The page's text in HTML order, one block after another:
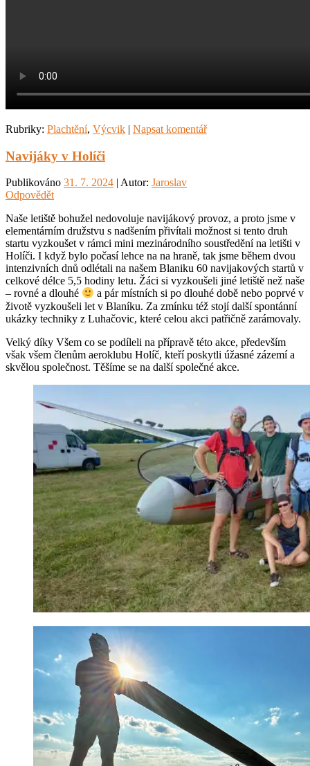
Rubriky: Plachtění, Výcvik | Napsat komentář
Navijáky v Holíči
Publikováno 31. 7. 2024 | Autor: Jaroslav
Odpovědět
Naše letiště bohužel nedovoluje navijákový provoz, a proto jsme v
elementárním družstvu s nadšením přivítali možnost si tento druh
startu vyzkoušet v rámci mini mezinárodního soustředění na letišti v
Holíči. I když bylo počasí lehce na na hraně, tak jsme během dvou
intenzivních dnů odlétali na našem Blaniku 60 navijakových startů v
celkové délce 5,5 hodiny letu. Žáci si vyzkoušeli jiné letiště než naše
– rovné a dlouhé
a pár místních si po dlouhé době nebo poprvé v
životě vyzkoušeli let v Blaníku. Za zmínku též stojí další spontánní
ukázky techniky z Luhačovic, které celou akci patřičně zarámovaly.
Velký díky Všem co se podíleli na přípravě této akce, především
však všem členům aeroklubu Holíč, kteří poskytli úžasné zázemí a
skvělou společnost. Těšíme se na další společné akce.